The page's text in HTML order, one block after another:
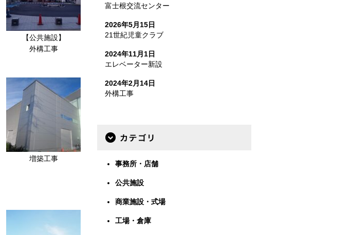
【公共施設】
外構工事
増築工事
富士根交流センター
21世紀児童クラブ
2026年5月15日
エレベーター新設
2024年11月1日
外構工事
2024年2月14日
事務所・店舗
公共施設
商業施設・式場
工場・倉庫